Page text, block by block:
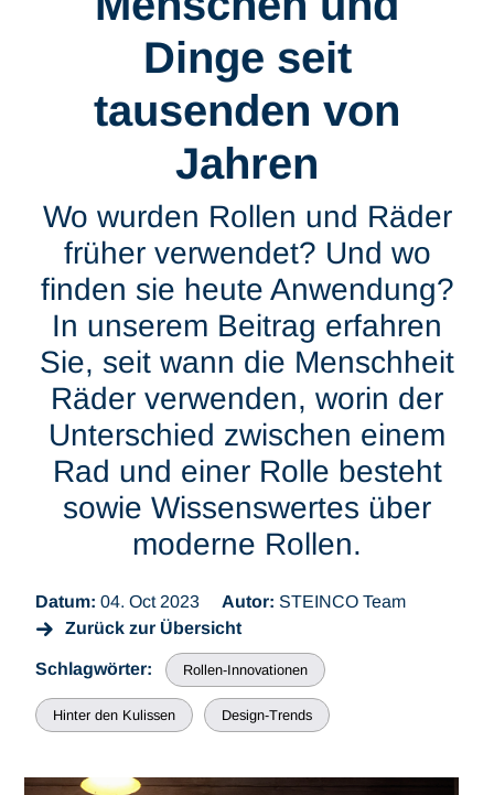
Dinge seit
tausenden von
Jahren
Wo wurden Rollen und Räder
früher verwendet? Und wo
finden sie heute Anwendung?
In unserem Beitrag erfahren
Sie, seit wann die Menschheit
Räder verwenden, worin der
Unterschied zwischen einem
Rad und einer Rolle besteht
sowie Wissenswertes über
moderne Rollen.
Datum: 04. Oct 2023 Autor: STEINCO Team
Zurück zur Übersicht
Schlagwörter: Rollen-Innovationen
Hinter den Kulissen Design-Trends